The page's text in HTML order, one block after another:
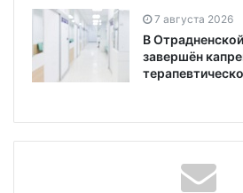
7 августа 2026
В
завершён